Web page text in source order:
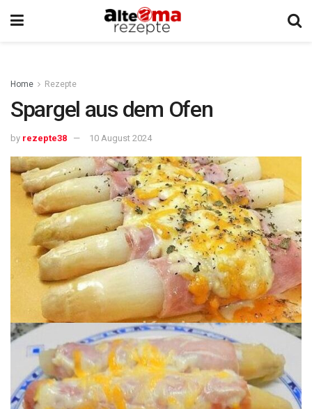
Home Rezepte
Spargel aus dem Ofen
by rezepte38 10 August 2024